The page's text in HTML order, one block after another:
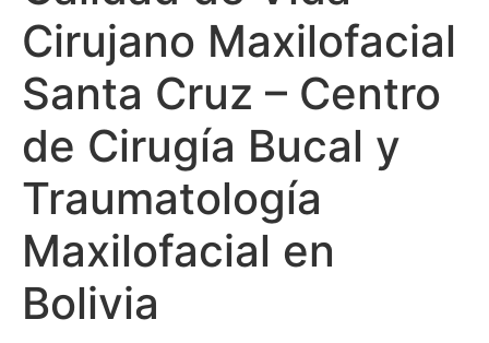
Cirujano Maxilofacial
Santa Cruz – Centro
de Cirugía Bucal y
Traumatología
Maxilofacial en
Bolivia